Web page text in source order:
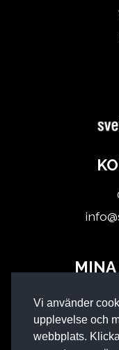
Vi använder
upplevelse och
webbplats.